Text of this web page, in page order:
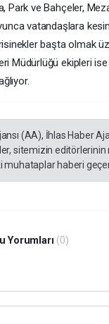
Park ve Bahçeler,
vatandaşlara
başta olmak
Müdürlüğü ekipleri
(AA), İhlas Haber
sitemizin editörlerinin
muhataplar haberi
Yorumları (0)